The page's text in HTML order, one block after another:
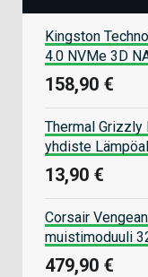
Kingston
4.0 NVMe 3D
158,90 €
Thermal
yhdiste
13,90 €
Corsair
muistimoduuli
479,90 €